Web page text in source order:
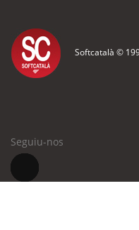
Softcatalà ©
Seguiu-nos